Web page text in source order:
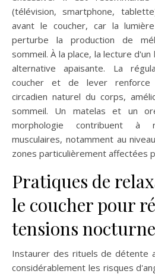
(télévision, smartphone,
avant le coucher, car la
perturbe la production de
sommeil. À la place, la lecture
alternative apaisante. La
coucher et de lever renforce
circadien naturel du corps,
sommeil. Un matelas et un
morphologie contribuent à
musculaires, notamment au
zones particulièrement affectées
Pratiques de
le coucher pour
tensions
Instaurer des rituels de détente
considérablement les risques